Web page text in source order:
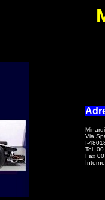
Via
I-
Tel.
Fax